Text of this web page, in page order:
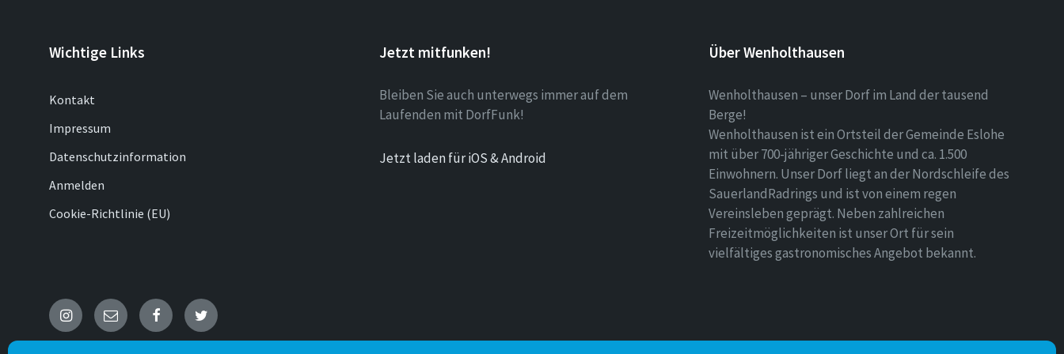
Wichtige Links
Kontakt
Impressum
Datenschutzinformation
Anmelden
Cookie-Richtlinie (EU)
Jetzt mitfunken!
Bleiben Sie auch unterwegs immer auf dem
Laufenden mit DorfFunk!
Jetzt laden für iOS & Android
Über Wenholthausen
Wenholthausen – unser Dorf im Land der tausend
Berge!
Wenholthausen ist ein Ortsteil der Gemeinde Eslohe
mit über 700-jähriger Geschichte und ca. 1.500
Einwohnern. Unser Dorf liegt an der Nordschleife des
SauerlandRadrings und ist von einem regen
Vereinsleben geprägt. Neben zahlreichen
Freizeitmöglichkeiten ist unser Ort für sein
vielfältiges gastronomisches Angebot bekannt.
Instagram
E- FacebookTwitter